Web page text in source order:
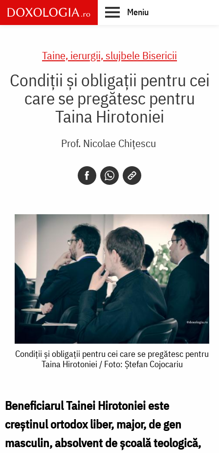
Skip
to
main
Meniu
Taine, ierurgii, slujbele Bisericii
Condiții și obligații pentru cei
care se pregătesc pentru
Taina Hirotoniei
Prof. Nicolae Chițescu
Condiții
pentru
cei
care
Condiții și obligații pentru cei care se pregătesc pentru
Taina Hirotoniei / Foto: Ștefan Cojocariu
Beneficiarul Tainei Hirotoniei este
creștinul ortodox liber, major, de gen
masculin, absolvent de școală teologică,